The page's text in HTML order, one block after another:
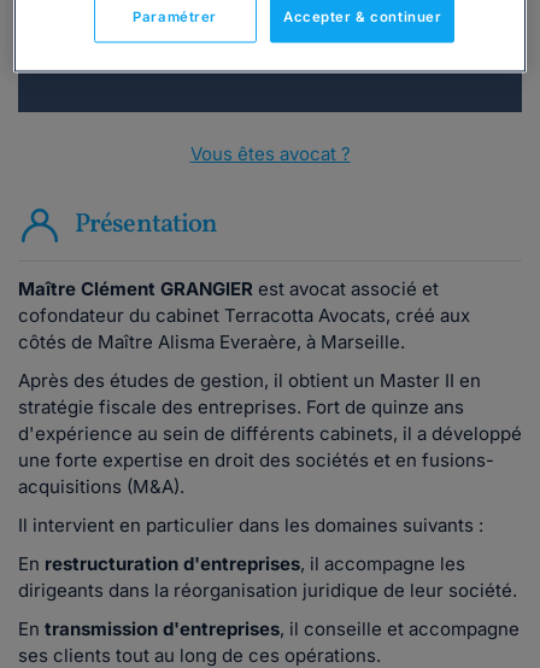
ou appelez le01 75 75 42 33
(8h à 21h du lundi au
Vous êtes avocat ?
Présentation
Maître Clément GRANGIER est avocat associé et
cofondateur du cabinet Terracotta Avocats, créé aux
côtés de Maître Alisma Everaère, à Marseille.
Après des études de gestion, il obtient un Master II en
stratégie fiscale des entreprises. Fort de quinze ans
d'expérience au sein de différents cabinets, il a développé
une forte expertise en droit des sociétés et en fusions-
acquisitions (M&A).
Il intervient en particulier dans les domaines suivants :
En restructuration d'entreprises, il accompagne les
dirigeants dans la réorganisation juridique de leur société.
En transmission d'entreprises, il conseille et accompagne
ses clients tout au long de ces opérations.
Accepter & continuer
Paramétrer